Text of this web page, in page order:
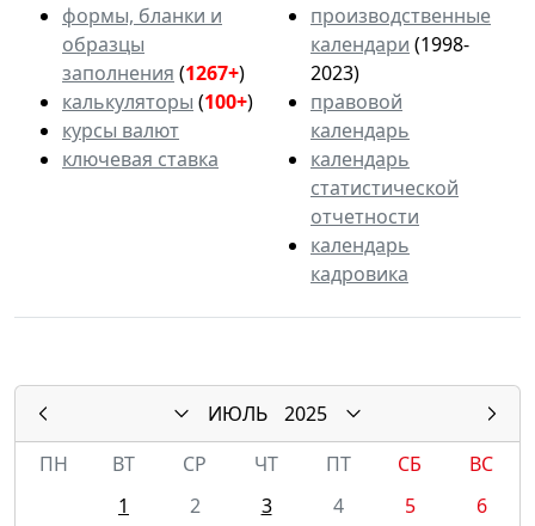
формы, бланки и
образцы
заполнения (1267+)
калькуляторы (100+)
курсы валют
ключевая ставка
производственные
календари (1998-
2023)
правовой
календарь
календарь
статистической
отчетности
календарь
кадровика
ИЮЛЬ
2025
ПН
ВТ СР ЧТ ПТ СБ
ВС
1
2 3 4 5
6